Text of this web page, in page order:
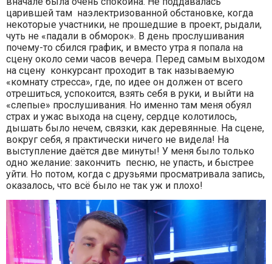
царившей там наэлектризованной обстановке, когда
некоторые участники, не прошедшие в проект, рыдали,
чуть не «падали в обморок». В день прослушивания
почему-то сбился график, и вместо утра я попала на
сцену около семи часов вечера. Перед самым выходом
на сцену конкурсант проходит в так называемую
«комнату стресса», где, по идее он должен от всего
отрешиться, успокоится, взять себя в руки, и выйти на
«слепые» прослушивания. Но именно там меня обуял
страх и ужас выхода на сцену, сердце колотилось,
дышать было нечем, связки, как деревянные. На сцене,
вокруг себя, я практически ничего не видела! На
выступление даётся две минуты! У меня было только
одно желание: закончить песню, не упасть, и быстрее
уйти. Но потом, когда с друзьями просматривала запись,
оказалось, что всё было не так уж и плохо!